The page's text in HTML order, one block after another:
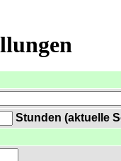
Stunden (aktuelle